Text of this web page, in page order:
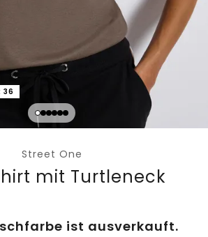
Street One
mit Turtleneck
ist ausverkauft.